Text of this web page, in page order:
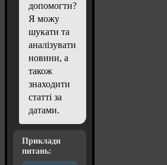
допомогти?
Я можу
шукати та
аналізувати
новини, а
також
знаходити
статті за
датами.
Приклади
питань: